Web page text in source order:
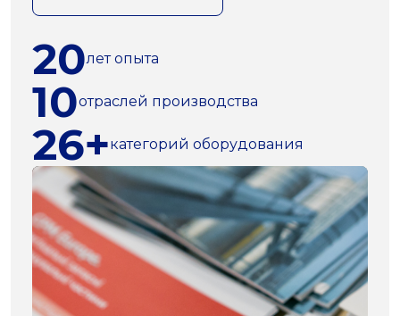
20лет опыта
10отраслей производства
26+категорий оборудования